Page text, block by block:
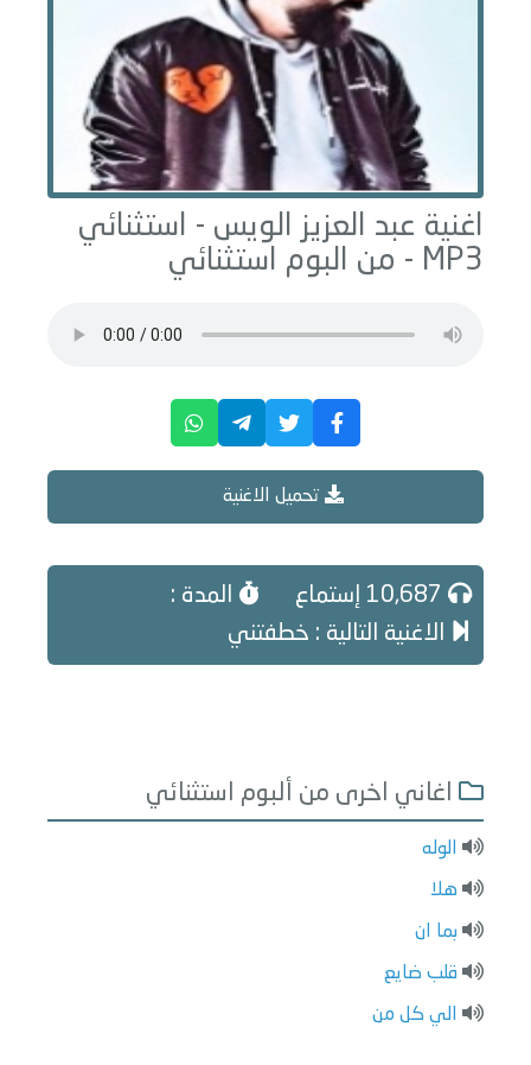
اغنية عبد العزيز الويس - استثنائي
MP3 - من البوم
استثنائي
تحميل الاغنية
المدة :
الاغنية التالية : خطفتني
اغاني اخرى من ألبوم استثنائي
الوله
هلا
بما ان
قلب ضايع
الي كل من